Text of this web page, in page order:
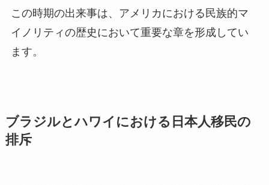
この時期の出来事は、アメリカにおける民族的マ
イノリティの歴史において重要な章を形成してい
ます。
ブラジルとハワイにおける日本人移民の
排斥